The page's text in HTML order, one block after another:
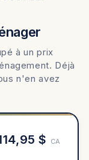
à un prix
Déjà
n'en avez
$ CA